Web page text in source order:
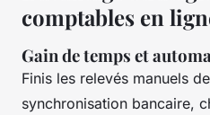
comptables en
Gain de temps et
Finis les relevés manuels
synchronisation bancaire,